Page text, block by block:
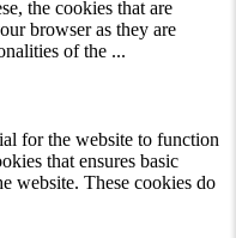
the cookies that are
browser as they are
of the ...
for the website to function
that ensures basic
website. These cookies do